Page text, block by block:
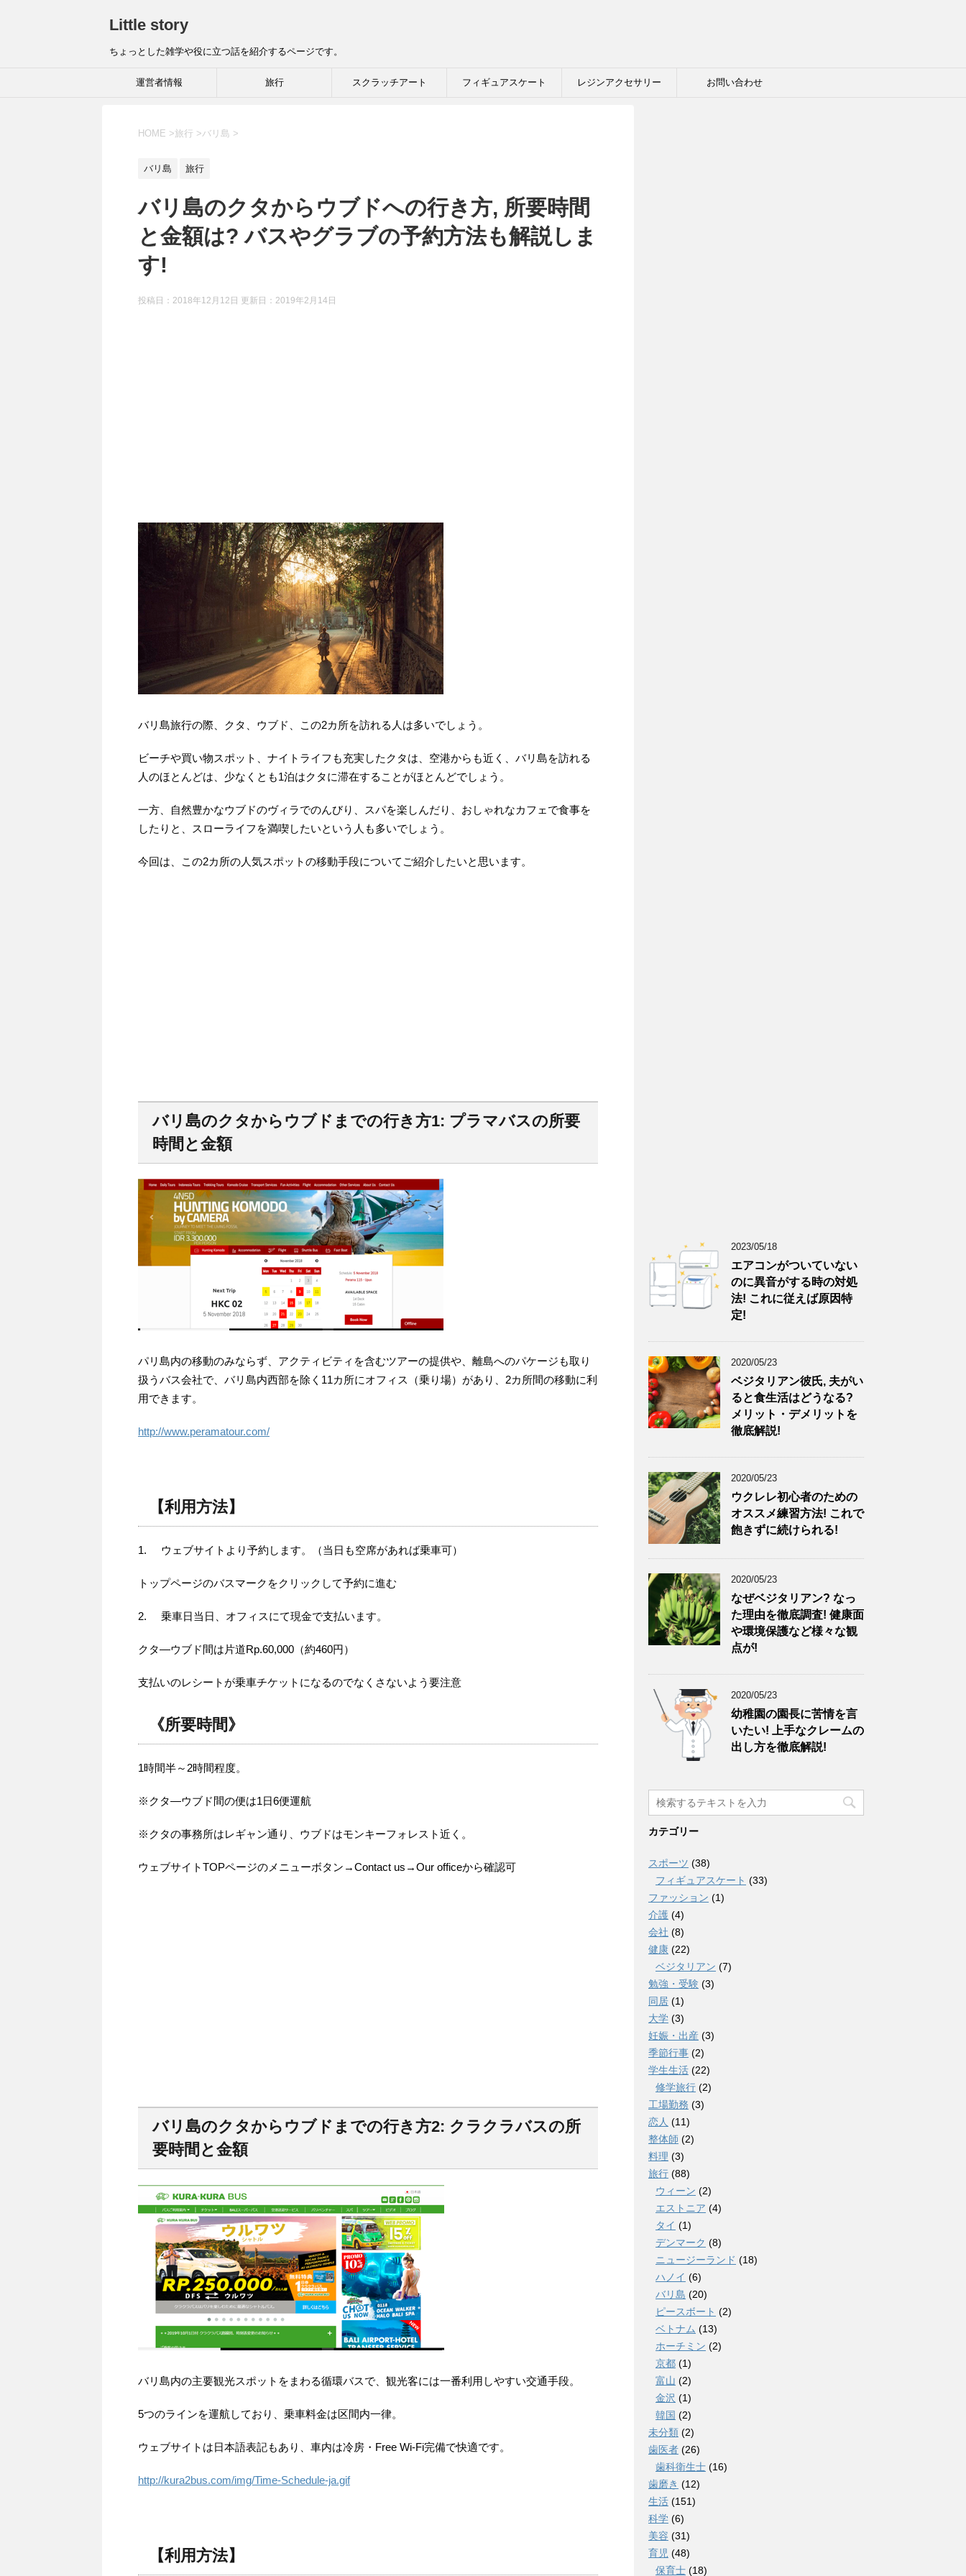
Little story
ちょっとした雑学や役に立つ話を紹介するページです。
運営者情報 旅行 スクラッチアート フィギュアスケート レジンアクセサリー お問い合わせ
HOME >旅行 >バリ島 >
バリ島 旅行
バリ島のクタからウブドへの行き方, 所要時間
と金額は? バスやグラブの予約方法も解説しま
す!
投稿日：2018年12月12日 更新日： 2019年2月14日
バリ島旅行の際、クタ、ウブド、この2カ所を訪れる人は多いでしょう。
ビーチや買い物スポット、ナイトライフも充実したクタは、空港からも近く、バリ島を訪れる
人のほとんどは、少なくとも1泊はクタに滞在することがほとんどでしょう。
一方、自然豊かなウブドのヴィラでのんびり、スパを楽しんだり、おしゃれなカフェで食事を
したりと、スローライフを満喫したいという人も多いでしょう。
今回は、この2カ所の人気スポットの移動手段についてご紹介したいと思います。
バリ島のクタからウブドまでの行き方1: プラマバスの所要
時間と金額
パリ島内の移動のみならず、アクティビティを含むツアーの提供や、離島へのパケージも取り
扱うバス会社で、バリ島内西部を除く11カ所にオフィス（乗り場）があり、2カ所間の移動に利
用できます。
http://www.peramatour.com/
【利用方法】
1. ウェブサイトより予約します。（当日も空席があれば乗車可）
トップページのバスマークをクリックして予約に進む
2. 乗車日当日、オフィスにて現金で支払います。
クタ―ウブド間は片道Rp.60,000（約460円）
支払いのレシートが乗車チケットになるのでなくさないよう要注意
《所要時間》
1時間半～2時間程度。
※クタ―ウブド間の便は1日6便運航
※クタの事務所はレギャン通り、ウブドはモンキーフォレスト近く。
ウェブサイトTOPページのメニューボタン→Contact us→Our officeから確認可
バリ島のクタからウブドまでの行き方2: クラクラバスの所
要時間と金額
バリ島内の主要観光スポットをまわる循環バスで、観光客には一番利用しやすい交通手段。
5つのラインを運航しており、乗車料金は区間内一律。
ウェブサイトは日本語表記もあり、車内は冷房・Free Wi-Fi完備で快適です。
http://kura2bus.com/img/Time-Schedule-ja.gif
【利用方法】
2023/05/18
エアコンがついていない
のに異音がする時の対処
法! これに従えば原因特
定!
2020/05/23
ベジタリアン彼氏, 夫がい
ると食生活はどうなる?
メリット・デメリットを
徹底解説!
2020/05/23
ウクレレ初心者のための
オススメ練習方法! これで
飽きずに続けられる!
2020/05/23
なぜベジタリアン? なっ
た理由を徹底調査! 健康面
や環境保護など様々な観
点が!
2020/05/23
幼稚園の園長に苦情を言
いたい! 上手なクレームの
出し方を徹底解説!
カテゴリー
スポーツ (38)
フィギュアスケート (33)
ファッション (1)
介護 (4)
会社 (8)
健康 (22)
ベジタリアン (7)
勉強・受験 (3)
同居 (1)
大学 (3)
妊娠・出産 (3)
季節行事 (2)
学生生活 (22)
修学旅行 (2)
工場勤務 (3)
恋人 (11)
整体師 (2)
料理 (3)
旅行 (88)
ウィーン (2)
エストニア (4)
タイ (1)
デンマーク (8)
ニュージーランド (18)
ハノイ (6)
バリ島 (20)
ピースボート (2)
ベトナム (13)
ホーチミン (2)
京都 (1)
富山 (2)
金沢 (1)
韓国 (2)
未分類 (2)
歯医者 (26)
歯科衛生士 (16)
歯磨き (12)
生活 (151)
科学 (6)
美容 (31)
育児 (48)
保育士 (18)